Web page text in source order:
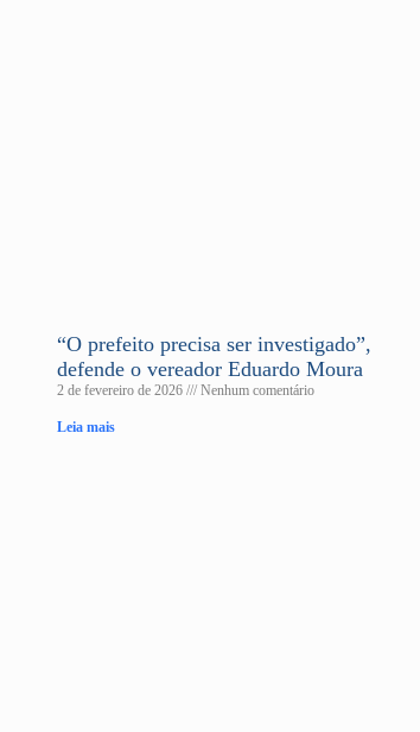
“O prefeito precisa ser investigado”,
defende o vereador Eduardo Moura
2 de fevereiro de 2026 Nenhum comentário
Leia mais